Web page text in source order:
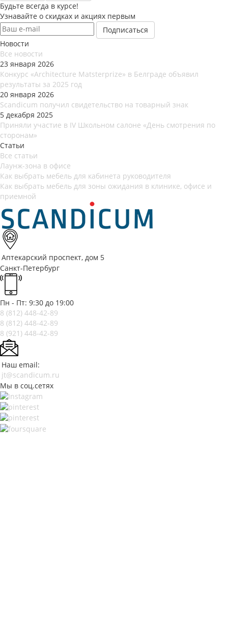
Будьте всегда в курсе!
Узнавайте о скидках и акциях первым
Новости
Все новости
23 января 2026
Конкурс «Architecture Matsterprize» в Белграде объявил
результаты за 2025 год
20 января 2026
Scandicum получил свидетельство на товарный знак
5 декабря 2025
Приняли участие в IV Школьном салоне «День смотрения по
сторонам»
Статьи
Все статьи
Лаунж-зона в офисе
Как выбрать мебель для кабинета руководителя
Как выбрать мебель для зоны ожидания в клинике, офисе и
приемной
Аптекарский проспект, дом 5
Санкт-Петербург
Пн - Пт: 9:30 до 19:00
8 (812) 448-42-89
8 (812) 448-42-89
8 (921) 448-42-89
Наш email:
jt@scandicum.ru
Мы в соц.сетях